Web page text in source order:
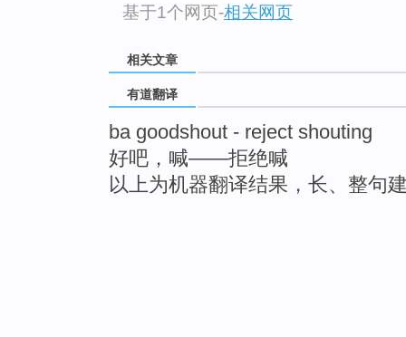
基于1个网页-相关网页
相关文章
有道翻译
ba goodshout - reject shouting
好吧，喊——拒绝喊
以上为机器翻译结果，长、整句